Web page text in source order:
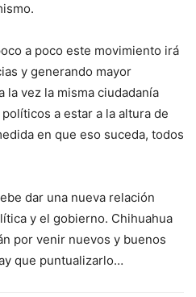
a poco este movimiento irá
y generando mayor
la vez la misma ciudadanía
a estar a la altura de
en que eso suceda, todos
dar una nueva relación
y el gobierno. Chihuahua
por venir nuevos y buenos
que puntualizarlo…